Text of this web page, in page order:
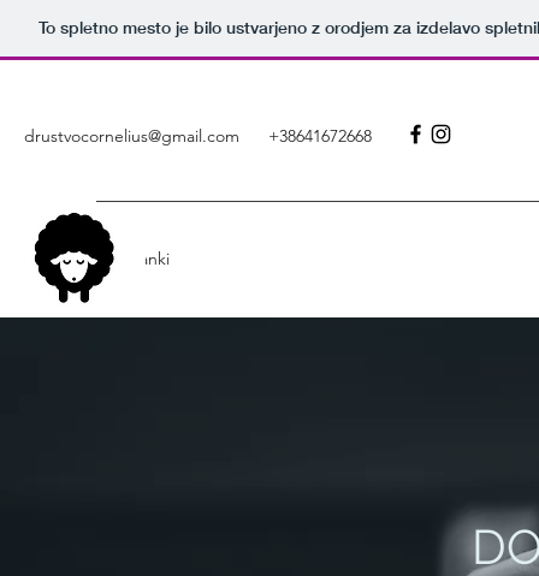
To spletno mesto je bilo ustvarjeno z orodjem za izdelavo
drustvocornelius@gmail.com +38641672668
DONACIJE Članki